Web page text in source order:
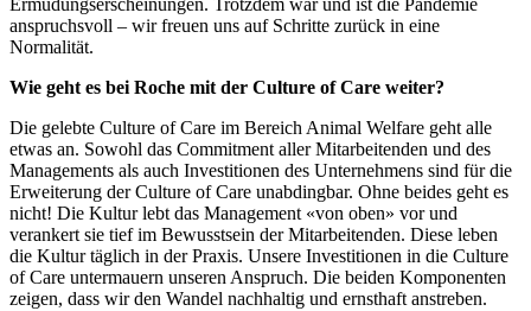
Ermüdungserscheinungen. Trotzdem war und ist die Pandemie
anspruchsvoll – wir freuen uns auf Schritte zurück in eine
Normalität.
Wie geht es bei Roche mit der Culture of Care weiter?
Die gelebte Culture of Care im Bereich Animal Welfare geht alle
etwas an. Sowohl das Commitment aller Mitarbeitenden und des
Managements als auch Investitionen des Unternehmens sind für die
Erweiterung der Culture of Care unabdingbar. Ohne beides geht es
nicht! Die Kultur lebt das Management «von oben» vor und
verankert sie tief im Bewusstsein der Mitarbeitenden. Diese leben
die Kultur täglich in der Praxis. Unsere Investitionen in die Culture
of Care untermauern unseren Anspruch. Die beiden Komponenten
zeigen, dass wir den Wandel nachhaltig und ernsthaft anstreben.